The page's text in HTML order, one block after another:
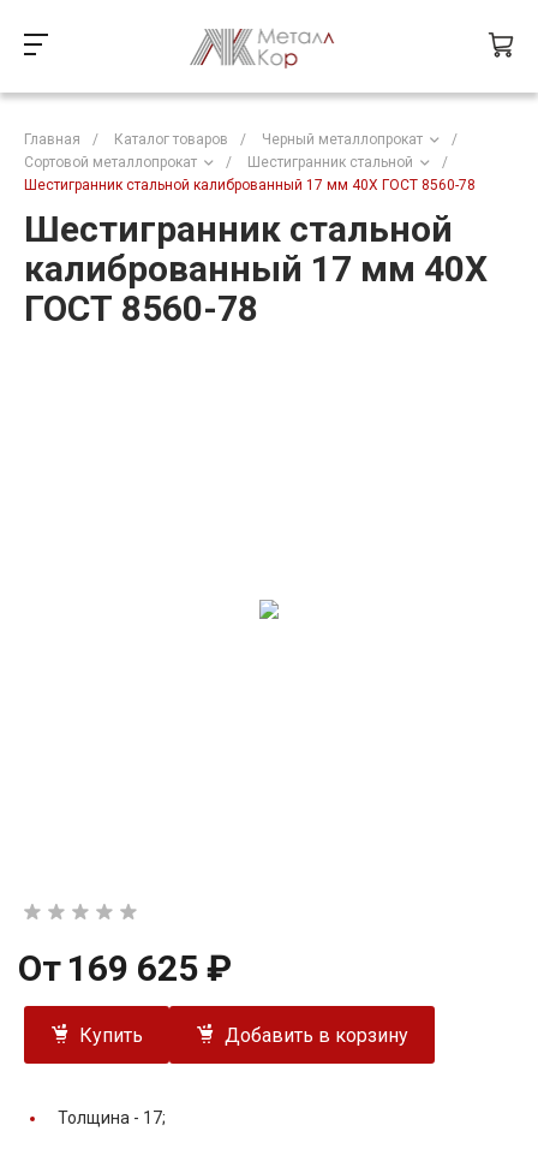
Главная / Каталог товаров / Черный металлопрокат
/
Сортовой металлопрокат
/ Шестигранник стальной
/
Шестигранник стальной калиброванный 17 мм 40Х ГОСТ 8560-78
Шестигранник стальной
калиброванный 17 мм 40Х
ГОСТ 8560-78
От 169 625 ₽
Купить Добавить в корзину
Толщина - 17;